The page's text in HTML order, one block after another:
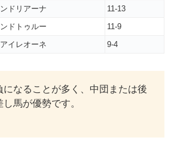
ドリアーナ
11-13
ドトゥルー
11-9
イレオーネ 9-4
になることが多く、中団または後
馬が優勢です。